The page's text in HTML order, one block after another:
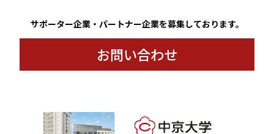
サポーター企業・パートナー企業を募集しております。
お問い合わせ